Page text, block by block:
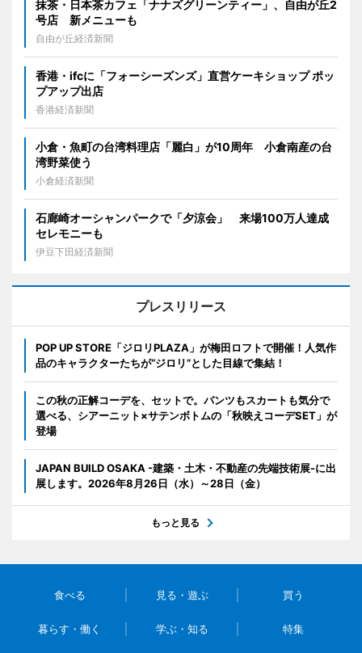
抹茶・日本茶カフェ「ナナズグリーンティー」、自由が丘2
号店 新メニューも
自由が丘経済新聞
香港・ifcに「フォーシーズンズ」直営ケーキショップ ポッ
プアップ出店
香港経済新聞
小倉・魚町の台湾料理店「麗白」が10周年 小倉南産の台
湾野菜使う
小倉経済新聞
石廊崎オーシャンパークで「夕涼会」 来場100万人達成
セレモニーも
伊豆下田経済新聞
プレスリリース
POP UP STORE「ジロリPLAZA」が梅田ロフトで開催！人気作
品のキャラクターたちが“ジロリ”とした目線で集結！
この秋の正解コーデを、セットで。パンツもスカートも気分で
選べる、シアーニット×サテンボトムの「秋映えコーデSET」が
登場
JAPAN BUILD OSAKA -建築・土木・不動産の先端技術展-に出
展します。2026年8月26日（水）～28日（金）
もっと見る
食べる 見る・遊ぶ 買う
暮らす・働く 学ぶ・知る 特集